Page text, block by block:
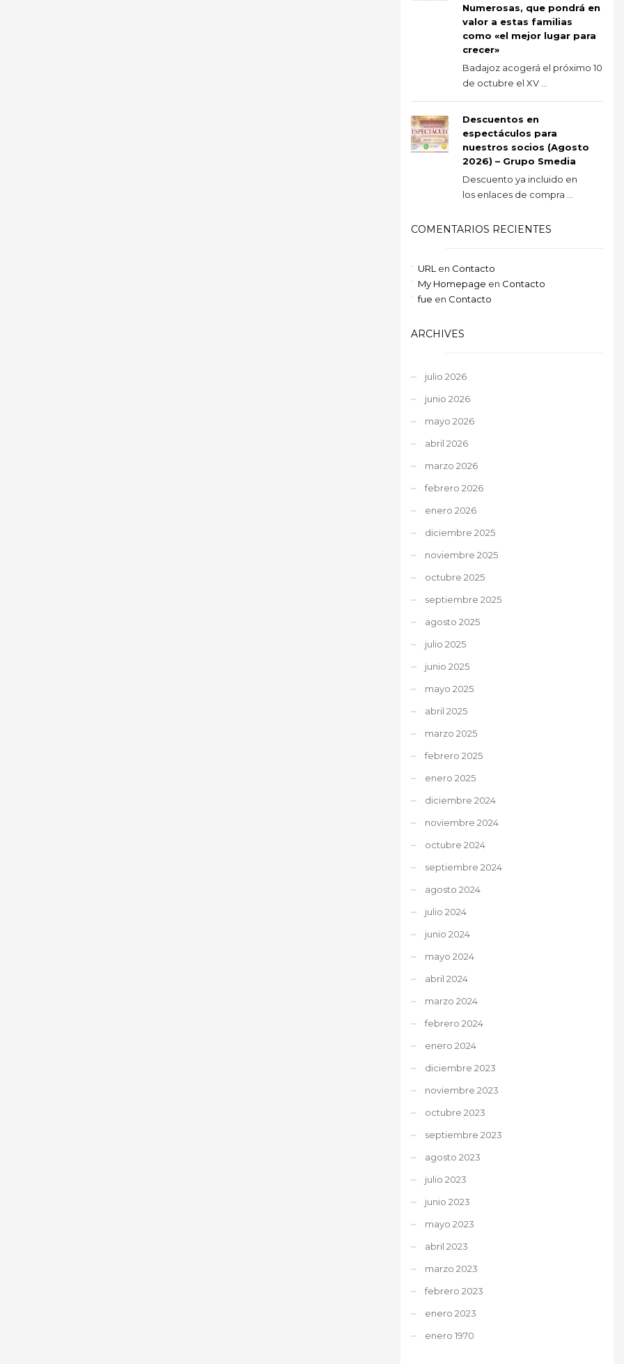
Numerosas, que pondrá en
valor a estas familias
como «el mejor lugar para
crecer»
Badajoz acogerá el próximo 10
de octubre el XV ...
Descuentos en
espectáculos para
nuestros socios (Agosto
2026) – Grupo Smedia
Descuento ya incluido en
los enlaces de compra ...
COMENTARIOS RECIENTES
URL en Contacto
My Homepage en Contacto
fue en Contacto
ARCHIVES
julio 2026
junio 2026
mayo 2026
abril 2026
marzo 2026
febrero 2026
enero 2026
diciembre 2025
noviembre 2025
octubre 2025
septiembre 2025
agosto 2025
julio 2025
junio 2025
mayo 2025
abril 2025
marzo 2025
febrero 2025
enero 2025
diciembre 2024
noviembre 2024
octubre 2024
septiembre 2024
agosto 2024
julio 2024
junio 2024
mayo 2024
abril 2024
marzo 2024
febrero 2024
enero 2024
diciembre 2023
noviembre 2023
octubre 2023
septiembre 2023
agosto 2023
julio 2023
junio 2023
mayo 2023
abril 2023
marzo 2023
febrero 2023
enero 2023
enero 1970